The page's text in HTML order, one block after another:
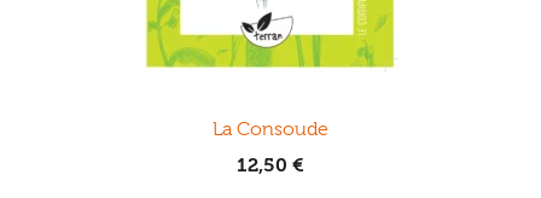
La Consoude
12,50 €